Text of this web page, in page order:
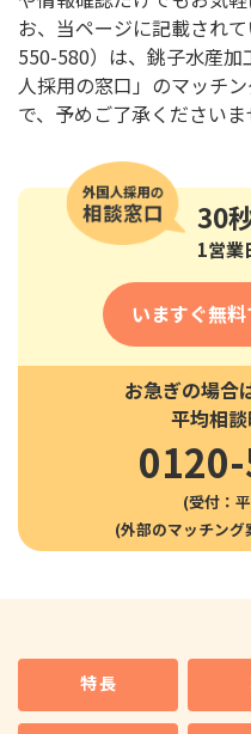
お、当ページに記載され
550-580）は、銚子水産
人採用の窓口」のマッチ
で、予めご了承くださいま
30
1営業
いますぐ無
お急ぎの場合
平均相
(受付：
特長